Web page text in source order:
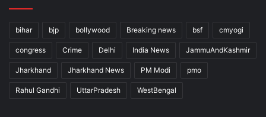
bihar bjp bollywood Breaking news bsf cmyogi
congress Crime Delhi India News JammuAndKashmir
Jharkhand Jharkhand News PM Modi pmo
Rahul Gandhi UttarPradesh WestBengal